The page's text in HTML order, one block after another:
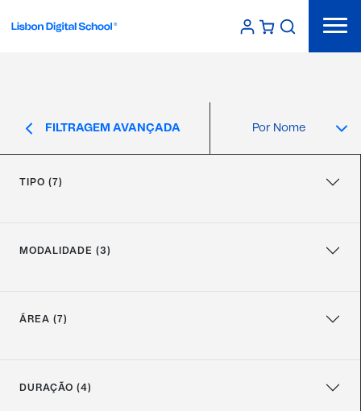
FILTRAGEM AVANÇADA
TIPO (7)
MODALIDADE (3)
ÁREA (7)
DURAÇÃO (4)